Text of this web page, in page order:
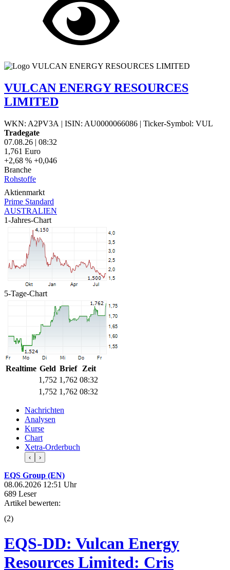
VULCAN ENERGY RESOURCES
LIMITED
WKN: A2PV3A | ISIN: AU0000066086 | Ticker-Symbol: VUL
Tradegate
07.08.26 | 08:32
1,761 Euro
+2,68 % +0,046
Branche
Rohstoffe
Aktienmarkt
Prime Standard
AUSTRALIEN
1-Jahres-Chart
5-Tage-Chart
Realtime Geld Brief
Zeit
1,752 1,762 08:32
1,752 1,762 08:32
Nachrichten
Analysen
Kurse
Chart
Xetra-Orderbuch
‹ ›
EQS Group (EN)
08.06.2026 12:51 Uhr
689 Leser
Artikel bewerten:
(2)
EQS-DD: Vulcan Energy
Resources Limited: Cris